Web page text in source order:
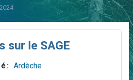
sur le SAGE
Ardèche